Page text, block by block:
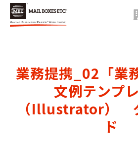
法人のお客様へ
ご利用事例
お役立ち情報＆ブ
業務提携_02「業
文例テンプ
（Illustrator）　
ド